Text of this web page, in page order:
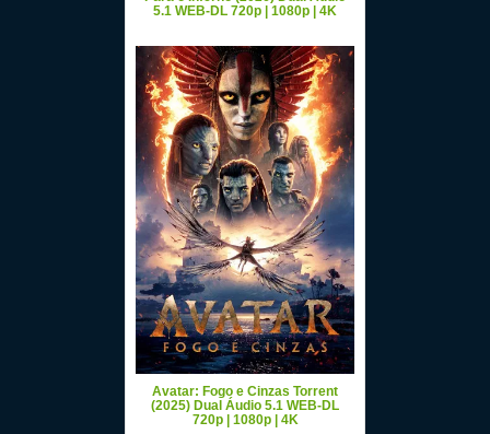
5.1 WEB-DL 720p | 1080p | 4K
Avatar: Fogo e Cinzas Torrent
(2025) Dual Áudio 5.1 WEB-DL
720p | 1080p | 4K